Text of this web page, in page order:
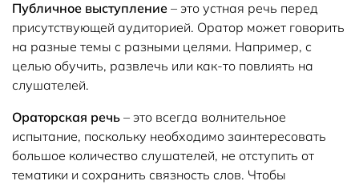
Публичное выступление – это устная речь перед
присутствующей аудиторией. Оратор может говорить
на разные темы с разными целями. Например, с
целью обучить, развлечь или как-то повлиять на
слушателей.
Ораторская речь – это всегда волнительное
испытание, поскольку необходимо заинтересовать
большое количество слушателей, не отступить от
тематики и сохранить связность слов. Чтобы